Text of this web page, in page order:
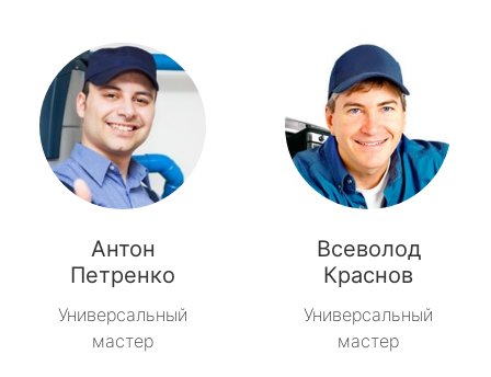
Антон
Петренко
Универсальный
мастер
Всеволод
Краснов
Универсальный
мастер